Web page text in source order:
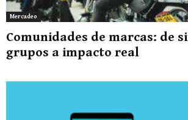
Mercadeo
Comunidades de marcas: de
grupos a impacto real